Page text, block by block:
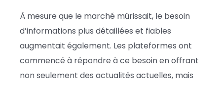
À mesure que le marché mûrissait, le besoin
d’informations plus détaillées et fiables
augmentait également. Les plateformes ont
commencé à répondre à ce besoin en offrant
non seulement des actualités actuelles, mais